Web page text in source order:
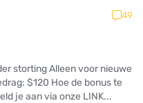
49
storting Alleen voor nieuwe
$120 Hoe de bonus te
je aan via onze LINK...